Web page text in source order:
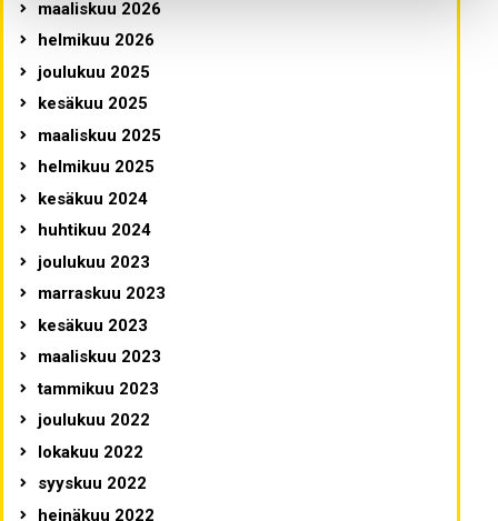
maaliskuu 2026
helmikuu 2026
joulukuu 2025
kesäkuu 2025
maaliskuu 2025
helmikuu 2025
kesäkuu 2024
huhtikuu 2024
joulukuu 2023
marraskuu 2023
kesäkuu 2023
maaliskuu 2023
tammikuu 2023
joulukuu 2022
lokakuu 2022
syyskuu 2022
heinäkuu 2022